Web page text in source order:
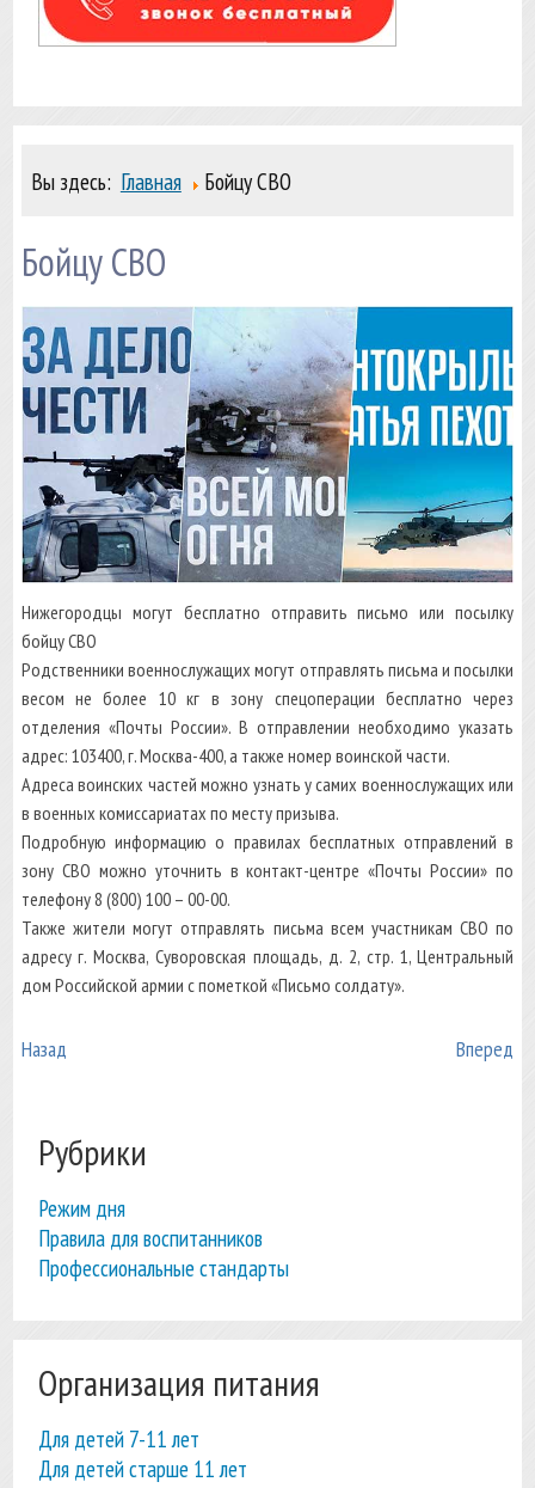
Вы здесь: Главная Бойцу СВО
Бойцу СВО
Нижегородцы могут бесплатно отправить письмо или посылку
бойцу СВО
Родственники военнослужащих могут отправлять письма и посылки
весом не более 10 кг в зону спецоперации бесплатно через
отделения «Почты России». В отправлении необходимо указать
адрес: 103400, г. Москва-400, а также номер воинской части.
Адреса воинских частей можно узнать у самих военнослужащих или
в военных комиссариатах по месту призыва.
Подробную информацию о правилах бесплатных отправлений в
зону СВО можно уточнить в контакт-центре «Почты России» по
телефону 8 (800) 100 – 00-00.
Также жители могут отправлять письма всем участникам СВО по
адресу г. Москва, Суворовская площадь, д. 2, стр. 1, Центральный
дом Российской армии с пометкой «Письмо солдату».
Назад Вперед
Рубрики
Режим дня
Правила для воспитанников
Профессиональные стандарты
Организация питания
Для детей 7-11 лет
Для детей старше 11 лет